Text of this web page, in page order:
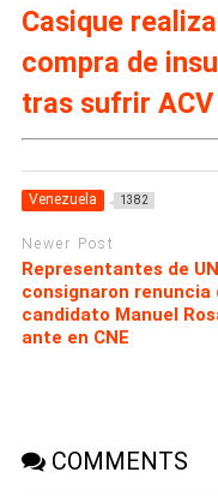
Casique
compra de
tras sufrir ACV
Venezuela 1382
Newer Post
Representantes de
consignaron renuncia
candidato Manuel
ante en CNE
COMMENTS